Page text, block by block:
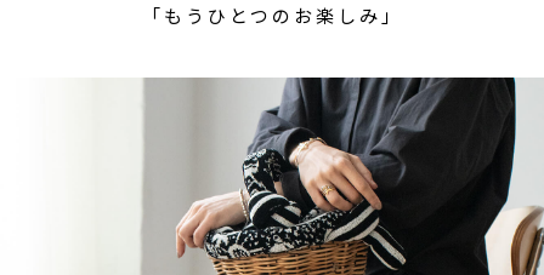
「もうひとつのお楽しみ」